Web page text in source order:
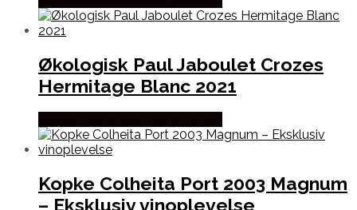
Økologisk Paul Jaboulet Crozes
Hermitage Blanc 2021
Kopke Colheita Port 2003 Magnum
– Eksklusiv vinoplevelse